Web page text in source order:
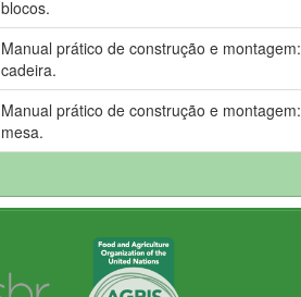
blocos.
Manual prático de construção e montagem:
cadeira.
Manual prático de construção e montagem:
mesa.